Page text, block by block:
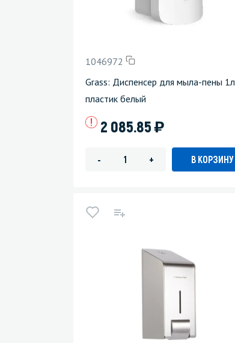
1046972
Grass: Диспенсер для мыла-пены 1л
пластик белый
2 085.85)
- + В КОРЗИНУ